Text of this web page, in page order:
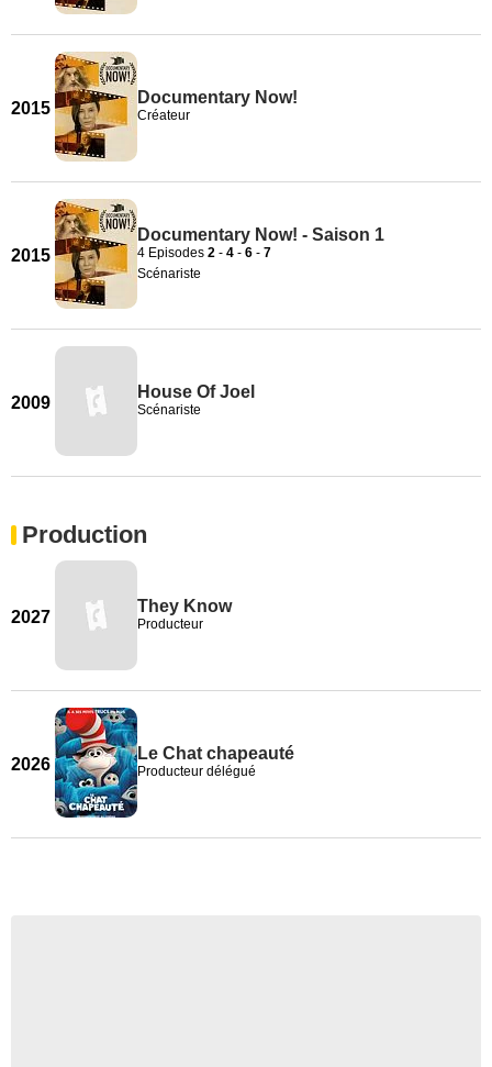
2015
Documentary Now!
Créateur
2015
Documentary Now! - Saison 1
4 Episodes 2 - 4 - 6 - 7
Scénariste
2009
House Of Joel
Scénariste
Production
2027
They Know
Producteur
2026
Le Chat chapeauté
Producteur délégué